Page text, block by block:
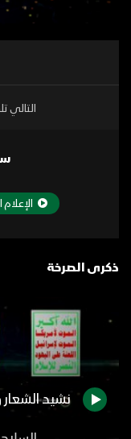
التالي
ذكرى الصرخة